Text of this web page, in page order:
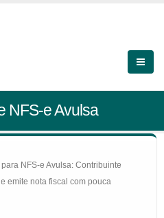
NFS-e Avulsa
NFS-e Avulsa: Contribuinte
emite nota fiscal com pouca